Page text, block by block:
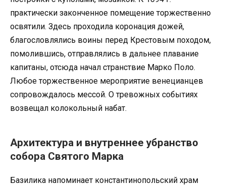
практически законченное помещение торжественно
освятили. Здесь проходила коронация дожей,
благословлялись воины перед Крестовым походом,
помолившись, отправлялись в дальнее плавание
капитаны, отсюда начал странствие Марко Поло.
Любое торжественное мероприятие венецианцев
сопровождалось мессой. О тревожных событиях
возвещал колокольный набат.
Архитектура и внутреннее убранство
собора Святого Марка
Базилика напоминает константинопольский храм